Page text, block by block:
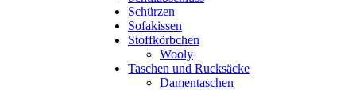
Schürzen
Sofakissen
Stoffkörbchen
Wooly
Taschen und Rucksäcke
Damentaschen